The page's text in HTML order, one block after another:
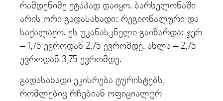
რამდენიმე ეტაპად დაიყო. ბარსელონაში
არის ორი გადასახადი: რეგიონალური და
საქალაქო. ეს უკანასკნელი გაიზარდა: ჯერ
– 1,75 ევროდან 2,75 ევრომდე, ახლა – 2,75
ევროდან 3,75 ევრომდე.
გადასახადი ეკისრება ტურისტებს,
რომლებიც რჩებიან ოფიციალურ